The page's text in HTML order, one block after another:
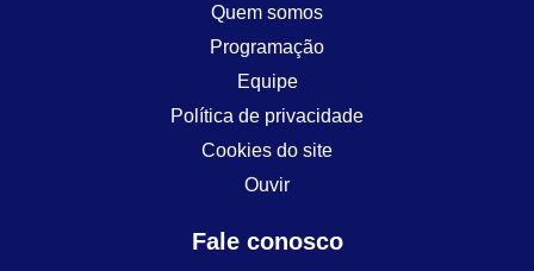
Quem somos
Programação
Equipe
Política de privacidade
Cookies do site
Ouvir
Fale conosco